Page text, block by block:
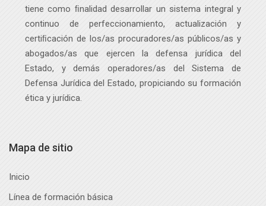
tiene como ﬁnalidad desarrollar un sistema integral y
continuo de perfeccionamiento, actualización y
certiﬁcación de los/as procuradores/as públicos/as y
abogados/as que ejercen la defensa jurídica del
Estado, y demás operadores/as del Sistema de
Defensa Jurídica del Estado, propiciando su formación
ética y jurídica.
Mapa de sitio
Inicio
Línea de formación básica